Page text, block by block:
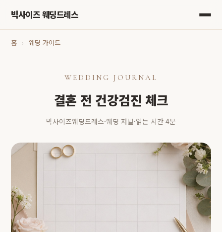
빅사이즈 웨딩드레스
홈 › 웨딩 가이드
WEDDING JOURNAL
결혼 전 건강검진 체크
빅사이즈웨딩드레스·웨딩 저널·읽는 시간 4분